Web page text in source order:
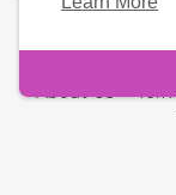
About Us-